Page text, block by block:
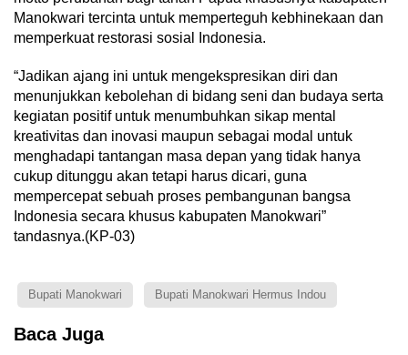
Manokwari tercinta untuk memperteguh kebhinekaan dan
memperkuat restorasi sosial Indonesia.
“Jadikan ajang ini untuk mengekspresikan diri dan
menunjukkan kebolehan di bidang seni dan budaya serta
kegiatan positif untuk menumbuhkan sikap mental
kreativitas dan inovasi maupun sebagai modal untuk
menghadapi tantangan masa depan yang tidak hanya
cukup ditunggu akan tetapi harus dicari, guna
mempercepat sebuah proses pembangunan bangsa
Indonesia secara khusus kabupaten Manokwari”
tandasnya.(KP-03)
Bupati Manokwari Bupati Manokwari Hermus Indou
Baca Juga